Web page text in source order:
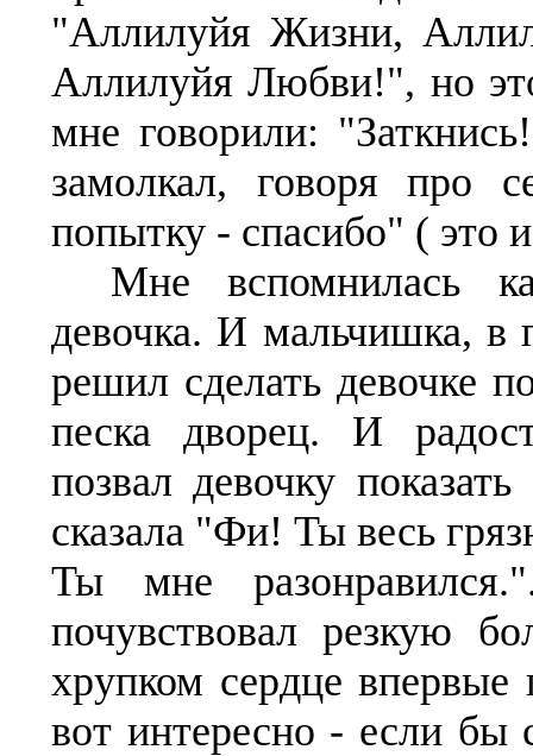
"Аллилуйя Жизни,
Аллилуйя Любви!", но
мне говорили:
замолкал, говоря про
попытку - спасибо" (
Мне вспомнилась
девочка. И мальчишка, в
решил сделать девочке
песка дворец. И
позвал девочку
сказала "Фи! Ты весь
Ты мне
почувствовал резкую
хрупком сердце
вот интересно - если бы